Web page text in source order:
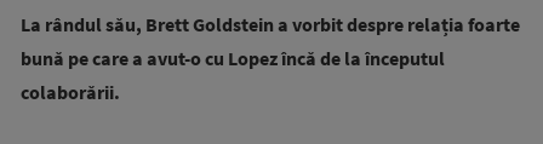
La rândul său, Brett Goldstein a vorbit despre relația foarte
bună pe care a avut-o cu Lopez încă de la începutul
colaborării.